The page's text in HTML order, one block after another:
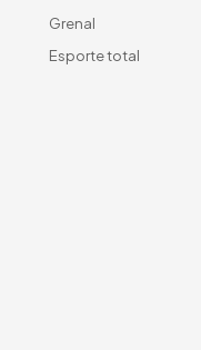
Grenal
Esporte total